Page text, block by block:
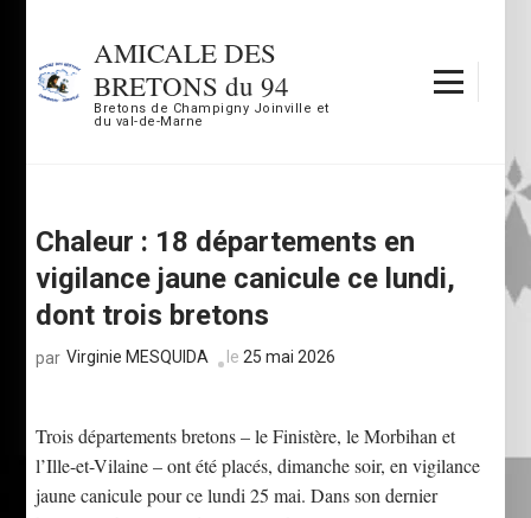
contenu
(Pressez
AMICALE DES
BRETONS du 94
Bretons de Champigny Joinville et
du val-de-Marne
Chaleur : 18 départements en
vigilance jaune canicule ce lundi,
dont trois bretons
par Virginie MESQUIDA le25 mai 2026
Trois départements bretons – le Finistère, le Morbihan et
l’Ille-et-Vilaine – ont été placés, dimanche soir, en vigilance
jaune canicule pour ce lundi 25 mai. Dans son dernier